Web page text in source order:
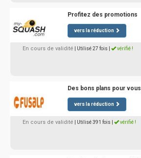
Profitez des promotions
vers la réduction
En cours de validité | Utilisé 27 fois vérifié !
Des bons plans pour vous
vers la réduction
En cours de validité | Utilisé 391 fois vérifié !